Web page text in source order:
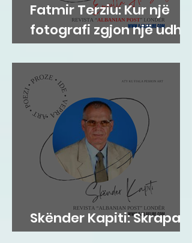
Fatmir Terziu: Kur një
fotografi zgjon një udhë
tradite që vjen prej
shekujsh në vendlindje
Skënder Kapiti: Skrapari
dhe Kosova